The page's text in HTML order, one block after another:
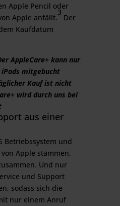
Apple Pencil oder
Apple anfällt.
3
Der
Kaufdatum
AppleCare+ kann nur
mitgebucht
Kauf ist nicht
wird durch uns bei
aus einer
Betriebssystem und
Apple stammen,
Und nur
und Support
sodass sich die
nur einem Anruf